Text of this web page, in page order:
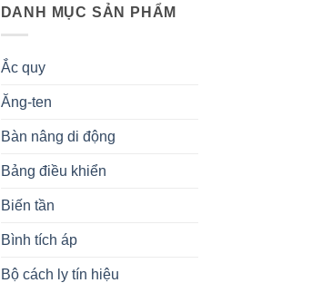
DANH MỤC SẢN PHẨM
Ắc quy
Ăng-ten
Bàn nâng di động
Bảng điều khiển
Biến tần
Bình tích áp
Bộ cách ly tín hiệu